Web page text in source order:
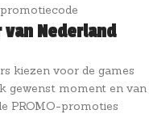
Nederland
kiezen voor de games
gewenst moment en van
PROMO-promoties